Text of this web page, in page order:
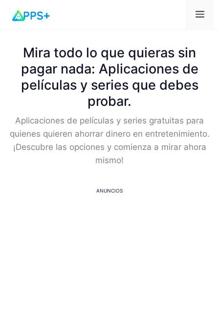
Mira todo lo que quieras sin
pagar nada: Aplicaciones de
películas y series que debes
probar.
Aplicaciones de películas y series gratuitas para
quienes quieren ahorrar dinero en entretenimiento.
¡Descubre las opciones y comienza a mirar ahora
mismo!
ANUNCIOS